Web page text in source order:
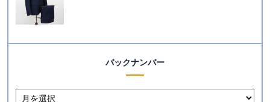
バックナンバー